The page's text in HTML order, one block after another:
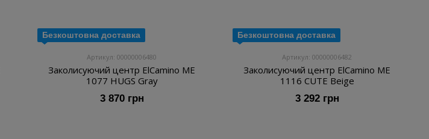
Безкоштовна доставка
Артикул: 00000006480
Заколисуючий центр ElCamino ME
1077 HUGS Gray
3 870 грн
Безкоштовна доставка
Артикул: 00000006482
Заколисуючий центр ElCamino ME
1116 CUTE Beige
3 292 грн